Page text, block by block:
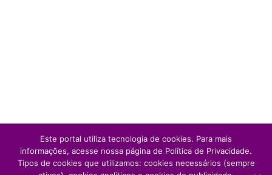
Este portal utiliza tecnologia de cookies. Para mais
informações, acesse nossa página de Política de Privacidade.
Tipos de cookies que utilizamos: cookies necessários (sempre